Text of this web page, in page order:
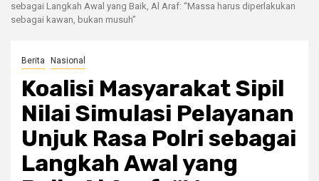
sebagai Langkah Awal yang Baik, Al Araf: “Massa harus diperlakukan
sebagai kawan, bukan musuh”
Berita Nasional
Koalisi Masyarakat Sipil
Nilai Simulasi Pelayanan
Unjuk Rasa Polri sebagai
Langkah Awal yang